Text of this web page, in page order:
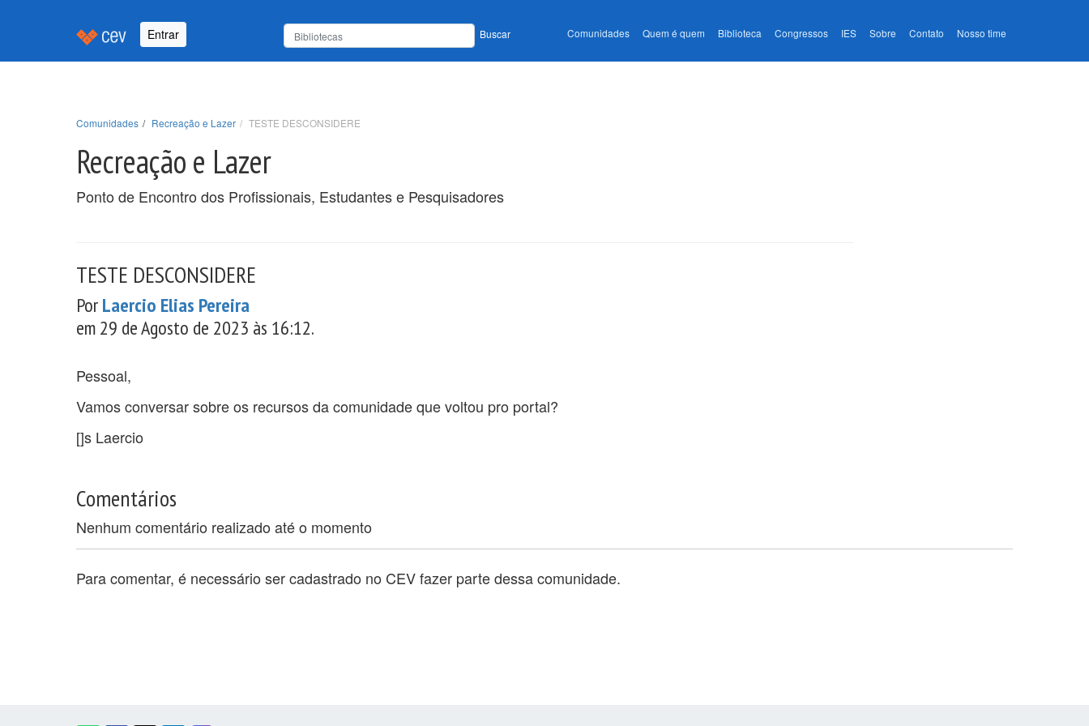
Entrar Buscar Comunidades Quem é quem Biblioteca Congressos IES Sobre Contato Nosso time
Comunidades Recreação e Lazer TESTE DESCONSIDERE
Recreação e Lazer
Ponto de Encontro dos Profissionais, Estudantes e Pesquisadores
TESTE DESCONSIDERE
PorLaercio Elias Pereira
em 29 de Agosto de 2023 às 16:12.
Pessoal,
Vamos conversar sobre os recursos da comunidade que voltou pro portal?
[]s Laercio
Comentários
Nenhum comentário realizado até o momento
Para comentar, é necessário ser cadastrado no CEV fazer parte dessa comunidade.